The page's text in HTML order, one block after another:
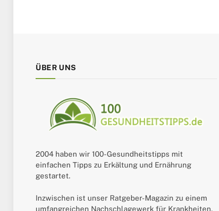
ÜBER UNS
2004 haben wir 100-Gesundheitstipps mit
einfachen Tipps zu Erkältung und Ernährung
gestartet.
Inzwischen ist unser Ratgeber-Magazin zu einem
umfangreichen Nachschlagewerk für Krankheiten,